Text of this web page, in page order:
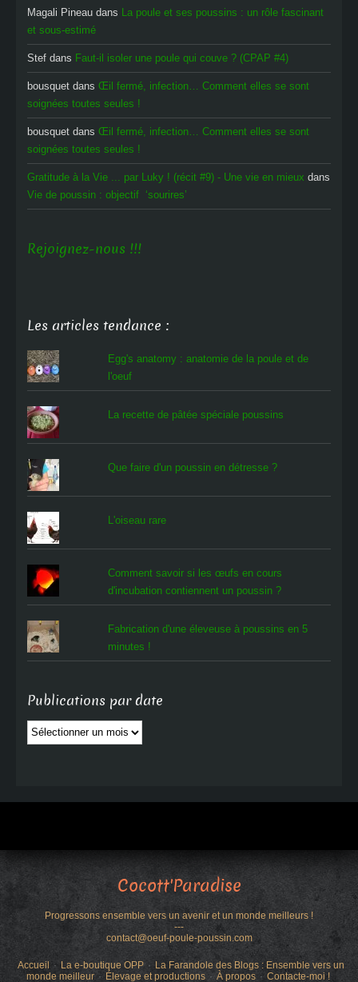
Magali Pineau dans La poule et ses poussins : un rôle fascinant
et sous-estimé
Stef dans Faut-il isoler une poule qui couve ? (CPAP #4)
bousquet dans Œil fermé, infection… Comment elles se sont
soignées toutes seules !
bousquet dans Œil fermé, infection… Comment elles se sont
soignées toutes seules !
Gratitude à la Vie ... par Luky ! (récit #9) - Une vie en mieux dans
Vie de poussin : objectif ‘sourires’
Rejoignez-nous !!!
Les articles tendance :
Egg's anatomy : anatomie de la poule et de
l'oeuf
La recette de pâtée spéciale poussins
Que faire d'un poussin en détresse ?
L'oiseau rare
Comment savoir si les œufs en cours
d'incubation contiennent un poussin ?
Fabrication d'une éleveuse à poussins en 5
minutes !
Publications par date
Publications
par
Cocott'Paradise
Progressons ensemble vers un avenir et un monde meilleurs !
---
contact@oeuf-poule-poussin.com
Accueil La e-boutique OPP
La Farandole des Blogs : Ensemble vers un
monde meilleur
Élevage et productions À propos
Contacte-moi !